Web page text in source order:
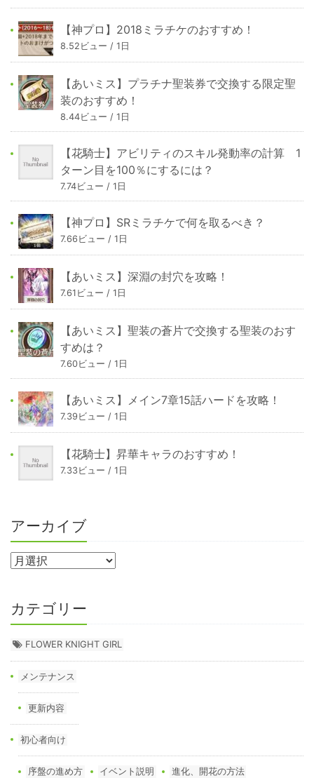
【神プロ】2018ミラチケのおすすめ！
8.52ビュー / 1日
【あいミス】プラチナ聖装券で交換する限定聖
装のおすすめ！
8.44ビュー / 1日
【花騎士】アビリティのスキル発動率の計算 1
ターン目を100％にするには？
7.74ビュー / 1日
【神プロ】SRミラチケで何を取るべき？
7.66ビュー / 1日
【あいミス】深淵の封穴を攻略！
7.61ビュー / 1日
【あいミス】聖装の蒼片で交換する聖装のおす
すめは？
7.60ビュー / 1日
【あいミス】メイン7章15話ハードを攻略！
7.39ビュー / 1日
【花騎士】昇華キャラのおすすめ！
7.33ビュー / 1日
アーカイブ
カテゴリー
FLOWER KNIGHT GIRL
メンテナンス
更新内容
初心者向け
序盤の進め方 イベント説明 進化、開花の方法